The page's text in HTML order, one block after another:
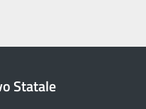
Statale